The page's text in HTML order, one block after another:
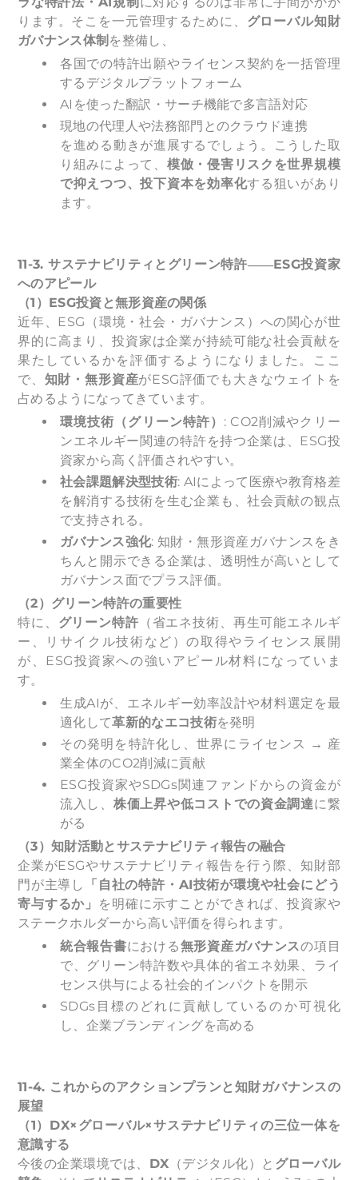
ります。そこを一元管理するために、 グローバル知財
ガバナンス体制 を整備し、
各国での特許出願やライセンス契約を一括管理
するデジタルプラットフォーム
AIを使った翻訳・サーチ機能で多言語対応
現地の代理人や法務部門とのクラウド連携
を進める動きが進展するでしょう。こうした取
り組みによって、 模倣・侵害リスクを世界規模
で抑えつつ、投下資本を効率化する狙いがあり
ます。
11-3.サステナビリティとグリーン特許――ESG投資家
へのアピール
（1）ESG投資と無形資産の関係
近年、ESG（環境・社会・ガバナンス）への関心が世
界的に高まり、投資家は企業が持続可能な社会貢献を
果たしているかを評価するようになりました。ここ
で、 知財・無形資産がESG評価でも大きなウェイトを
占めるようになってきています。
環境技術（グリーン特許） : CO2削減やクリー
ンエネルギー関連の特許を持つ企業は、ESG投
資家から高く評価されやすい。
社会課題解決型技術: AIによって医療や教育格差
を解消する技術を生む企業も、社会貢献の観点
で支持される。
ガバナンス強化: 知財・無形資産ガバナンスをき
ちんと開示できる企業は、透明性が高いとして
ガバナンス面でプラス評価。
（2）グリーン特許の重要性
特に、 グリーン特許 （省エネ技術、再生可能エネルギ
ー、リサイクル技術など）の取得やライセンス展開
が、ESG投資家への強いアピール材料になっていま
す。
生成AIが、エネルギー効率設計や材料選定を最
適化して革新的なエコ技術を発明
その発明を特許化し、世界にライセンス → 産
業全体のCO2削減に貢献
ESG投資家やSDGs関連ファンドからの資金が
流入し、 株価上昇や低コストでの資金調達に繋
がる
（3）知財活動とサステナビリティ報告の融合
企業がESGやサステナビリティ報告を行う際、知財部
門が主導し
「自社の特許・AI技術が環境や社会にどう
寄与するか」 を明確に示すことができれば、投資家や
ステークホルダーから高い評価を得られます。
統合報告書における無形資産ガバナンスの項目
で、グリーン特許数や具体的省エネ効果、ライ
センス供与による社会的インパクトを開示
SDGs目標のどれに貢献しているのか可視化
し、企業ブランディングを高める
11-4. これからのアクションプランと知財ガバナンスの
展望
（1）DX×グローバル×サステナビリティの三位一体を
意識する
今後の企業環境では、 DX （デジタル化）と グローバル